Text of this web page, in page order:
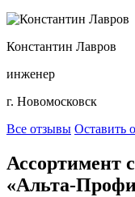
Константин Лавров
инженер
г. Новомосковск
Все отзывы Оставить
Ассортимент
«Альта-